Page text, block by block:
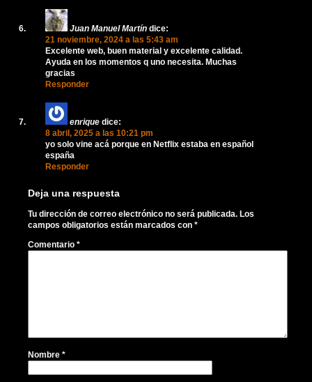
Juan Manuel Martín dice:
21 noviembre, 2024 a las 5:43 am
Excelente web, buen material y excelente calidad.
Ayuda en los momentos q uno necesita. Muchas
gracias
Responder
enrique dice:
8 abril, 2025 a las 10:21 pm
yo solo vine acá porque en Netflix estaba en español
españa
Responder
Deja una respuesta
Tu dirección de correo electrónico no será publicada. Los
campos obligatorios están marcados con *
Comentario *
Nombre *